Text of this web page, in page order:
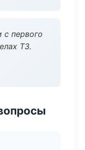
первого
ТЗ.